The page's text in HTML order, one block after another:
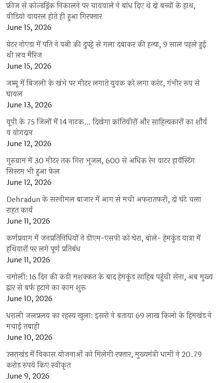
फ्रीज से कोल्डड्रिंक निकालने पर चायवाले ने बांध दिए थे दो बच्चों के हाथ,
वीडियो वायरल होते ही हुआ गिरफ्तार
June 15, 2026
ग्रेटर नोएडा में पति ने पत्नी की दुपट्टे से गला दबाकर की हत्या, 9 साल पहले हुई
थी लव मैरिज
June 15, 2026
जम्मू में बिजली के खंभे पर मीटर लगाते युवक को लगा करंट, गंभीर रूप से
घायल
June 13, 2026
यूपी के 75 जिलों में 14 नाटक… दिखेगा क्रांतिवीरों और साहित्यकारों का शौर्य
व योगदान
June 12, 2026
गुरुग्राम में 30 मीटर तक गिरा भूजल, 600 से अधिक रेन वाटर हार्वेस्टिंग
सिस्टम भी हुआ फेल
June 12, 2026
Dehradun के सरनीमल बाजार में आग से मची अफरातफरी, दो घंटे चला
राहत कार्य
June 11, 2026
कर्णप्रयाग में जनप्रतिनिधियों ने डीएम-एसपी को घेरा, बोले- हेमकुंड यात्रा में
हथियारों पर लगे पूर्ण प्रतिबंध
June 11, 2026
चमोली: 16 दिन की कड़ी मशक्कत के बाद हेमकुंड साहिब पहुंची सेना, अब मुख्य
द्वार से बर्फ हटाने का काम शुरू
June 10, 2026
धराली जलप्रलय का रहस्य खुला: इसरो ने बताया 69 लाख किलो के हिमखंड ने
मचाई तबाही
June 10, 2026
उत्तराखंड में विकास योजनाओं को मिलेगी रफ्तार, मुख्यमंत्री धामी ने 20.79
करोड़ रुपये किए स्वीकृत
June 9, 2026